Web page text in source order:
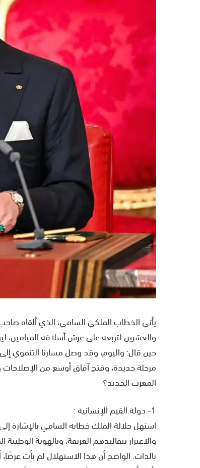
ا
يأتي الخطاب الملكي السامي، الذي ألقاه
والعشرين لتربعه على عرش أسلافه
حين قال: واليوم، وقد وصل مسارنا التنموي
مرحلة جديدة، وفتح آفاق أوسع من الإصلاحات
المغرب الجديد؟
1- دولة القيم الإنسانية :
استهل جلالة الملك خطابه السامي بالإشارة
والاعتزاز بتقاليدهم العريقة، وبالهوية
بالذات. الواضح أن هذا الاستهلال لم يأت